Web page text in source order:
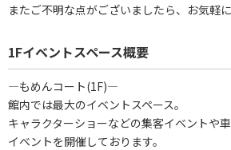
またご不明な点がございましたら、お気軽
1Fイベントスペース概要
―もめんコート(1F)―
館内では最大のイベントスペース。
キャラクターショーなどの集客イベントや
イベントを開催しております。